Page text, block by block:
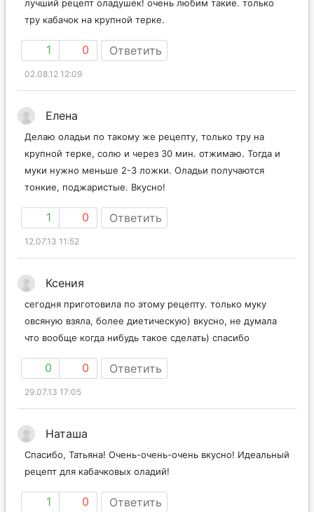
лучший рецепт оладушек! очень любим такие. только
тру кабачок на крупной терке.
1 0 Ответить
02.08.12 12:09
Елена
Делаю оладьи по такому же рецепту, только тру на
крупной терке, солю и через 30 мин. отжимаю. Тогда и
муки нужно меньше 2-3 ложки. Оладьи получаются
тонкие, поджаристые. Вкусно!
1 0 Ответить
12.07.13 11:52
Ксения
сегодня приготовила по этому рецепту. только муку
овсяную взяла, более диетическую) вкусно, не думала
что вообще когда нибудь такое сделать) спасибо
0 0 Ответить
29.07.13 17:05
Наташа
Спасибо, Татьяна! Очень-очень-очень вкусно! Идеальный
рецепт для кабачковых оладий!
1 0 Ответить